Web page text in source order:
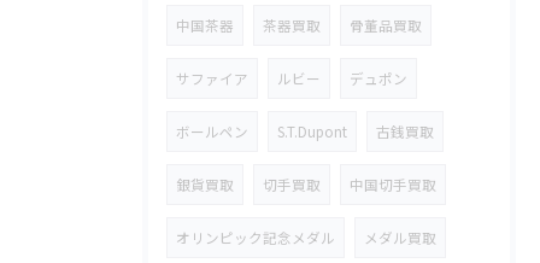
中国茶器 茶器買取 骨董品買取
サファイア ルビー デュポン
ボールペン S.T.Dupont 古銭買取
銀貨買取 切手買取 中国切手買取
オリンピック記念メダル メダル買取